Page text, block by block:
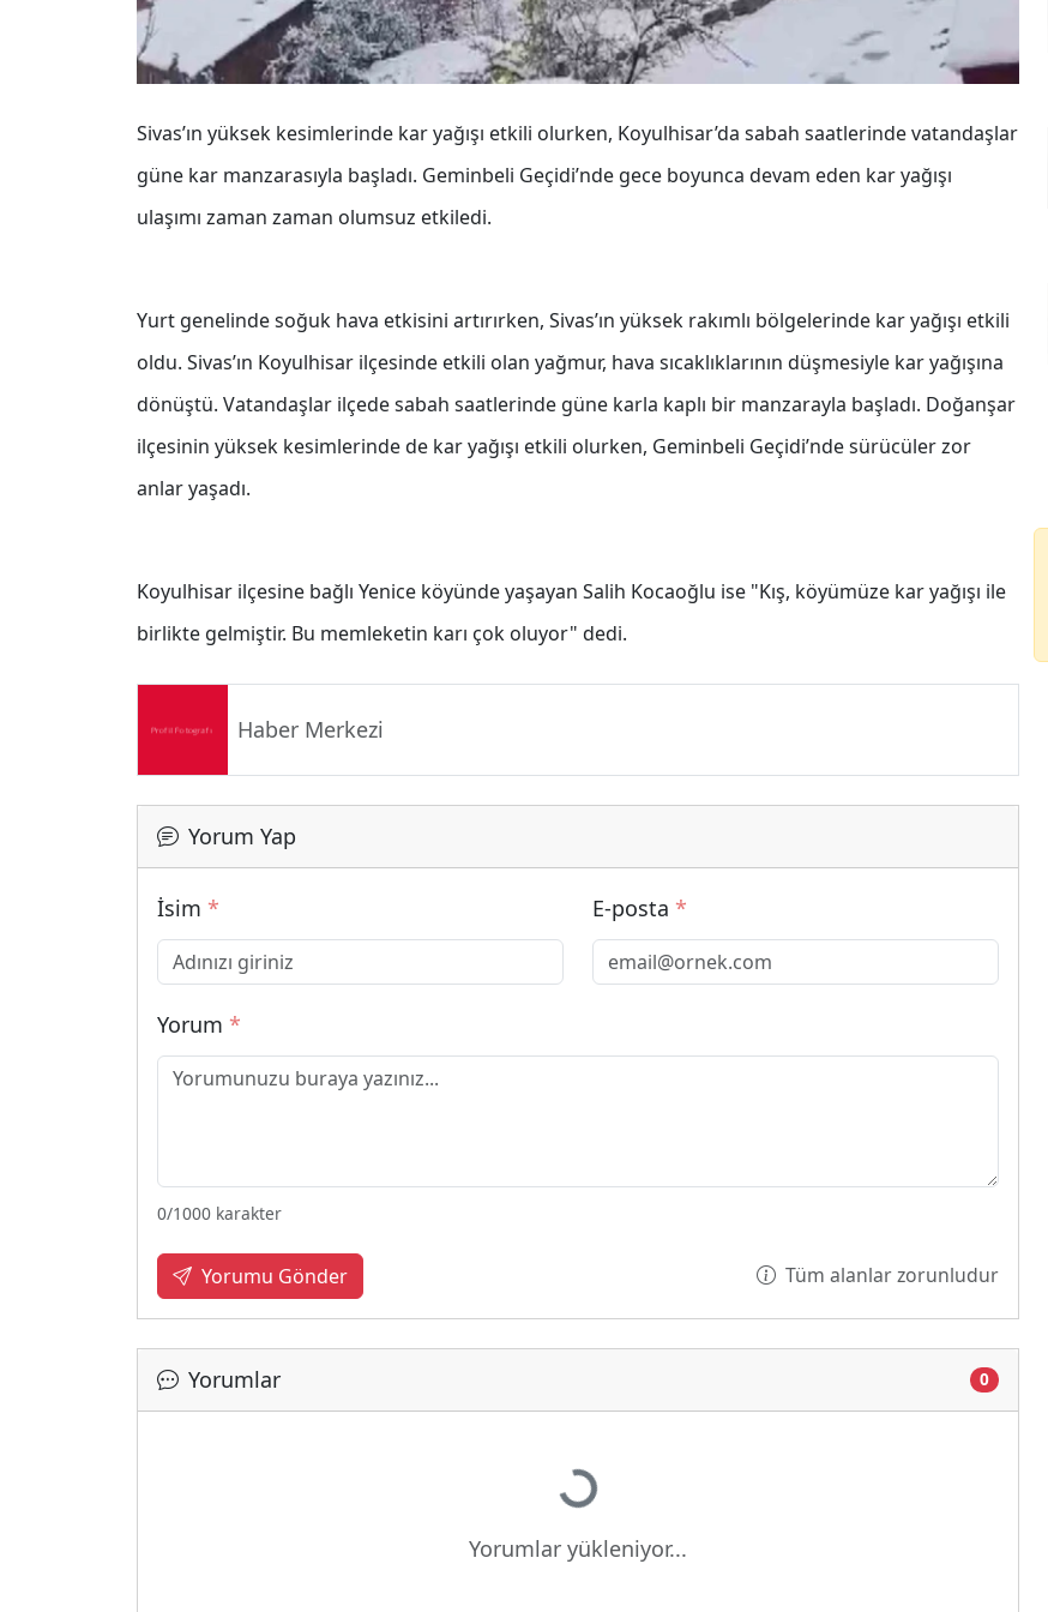
Sivas’ın yüksek kesimlerinde kar yağışı etkili olurken, Koyulhisar’da sabah saatlerinde vatandaşlar
güne kar manzarasıyla başladı. Geminbeli Geçidi’nde gece boyunca devam eden kar yağışı
ulaşımı zaman zaman olumsuz etkiledi.
Yurt genelinde soğuk hava etkisini artırırken, Sivas’ın yüksek rakımlı bölgelerinde kar yağışı etkili
oldu. Sivas’ın Koyulhisar ilçesinde etkili olan yağmur, hava sıcaklıklarının düşmesiyle kar yağışına
dönüştü. Vatandaşlar ilçede sabah saatlerinde güne karla kaplı bir manzarayla başladı. Doğanşar
ilçesinin yüksek kesimlerinde de kar yağışı etkili olurken, Geminbeli Geçidi’nde sürücüler zor
anlar yaşadı.
Koyulhisar ilçesine bağlı Yenice köyünde yaşayan Salih Kocaoğlu ise "Kış, köyümüze kar yağışı ile
birlikte gelmiştir. Bu memleketin karı çok oluyor" dedi.
Haber Merkezi
Yorum Yap
İsim * E-posta *
Yorum *
0/1000 karakter
Yorumu Gönder Tüm alanlar zorunludur
Yorumlar 0
Yükleniyor...
Yorumlar yükleniyor...